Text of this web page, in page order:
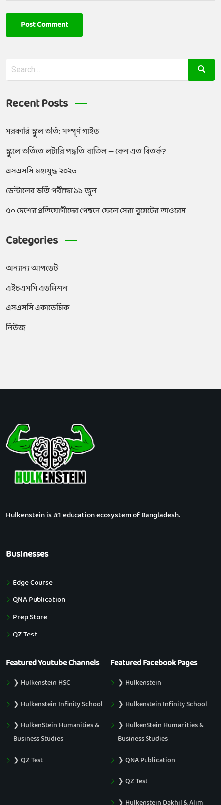
Post Comment
Recent Posts
সরকারি স্কুল ভর্তি: সম্পূর্ণ গাইড
স্কুলে ভর্তিতে লটারি পদ্ধতি বাতিল — কেন এত বিতর্ক?
এসএসসি মহাযুদ্ধ ২০২৬
ডেন্টালের ভর্তি পরীক্ষা ১১ জুন
৫০ দেশের প্রতিযোগীদের পেছনে ফেলে সেরা বুয়েটের তাওরেম
Categories
অন্যান্য আপডেট
এইচএসসি এডমিশন
এসএসসি একাডেমিক
নিউজ
Hulkenstein is #1 education ecosystem of Bangladesh.
Businesses
Edge Course
QNA Publication
Prep Store
QZ Test
Featured Youtube Channels
❯ Hulkenstein HSC
❯ Hulkenstein Infinity School
❯ HulkenStein Humanities &
Business Studies
❯ QZ Test
Featured Facebook Pages
❯ Hulkenstein
❯ Hulkenstein Infinity School
❯ HulkenStein Humanities &
Business Studies
❯ QNA Publication
❯ QZ Test